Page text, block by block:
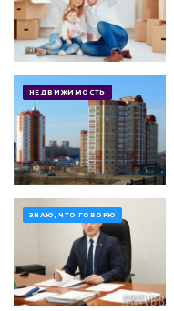
НЕДВИЖИМОСТЬ
ЗНАЮ, ЧТО ГОВОРЮ